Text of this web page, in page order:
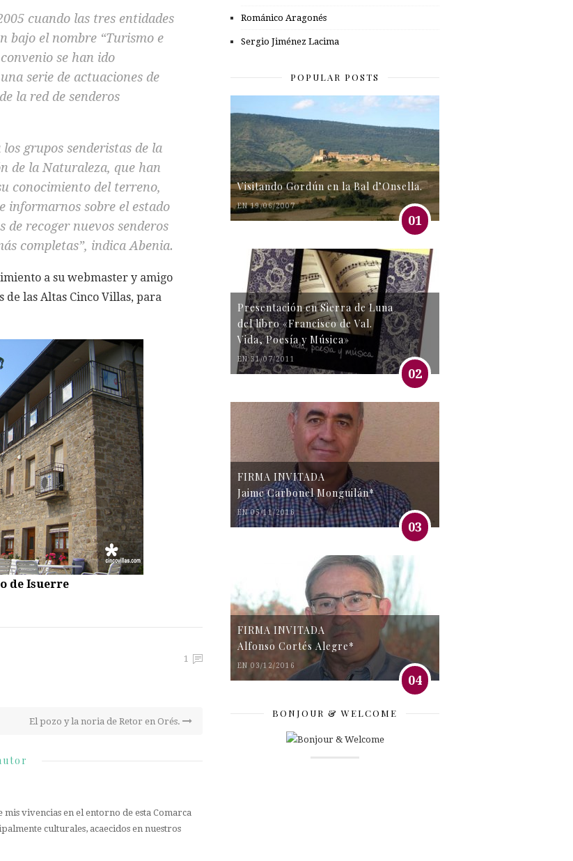
cuando las tres entidades
bajo el nombre “Turismo e
se han ido
serie de actuaciones de
la red de senderos
grupos senderistas de la
de la Naturaleza, que han
conocimiento del terreno,
informarnos sobre el estado
recoger nuevos senderos
completas”, indica Abenia.
a su webmaster y amigo
de las Altas Cinco Villas, para
de Isuerre
1
El pozo y la noria de Retor en Orés.
vivencias en el entorno de esta Comarca
culturales, acaecidos en nuestros
Románico Aragonés
Sergio Jiménez Lacima
POPULAR POSTS
Visitando Gordún en la Bal d’Onsella.
EN 19/06/2007
01
Presentación en Sierra de Luna
del libro «Francisco de Val.
Vida, Poesía y Música»
EN 31/07/2011
02
FIRMA INVITADA
Jaime Carbonel Monguilán*
EN 05/11/2016
03
FIRMA INVITADA
Alfonso Cortés Alegre*
EN 03/12/2016
04
BONJOUR & WELCOME